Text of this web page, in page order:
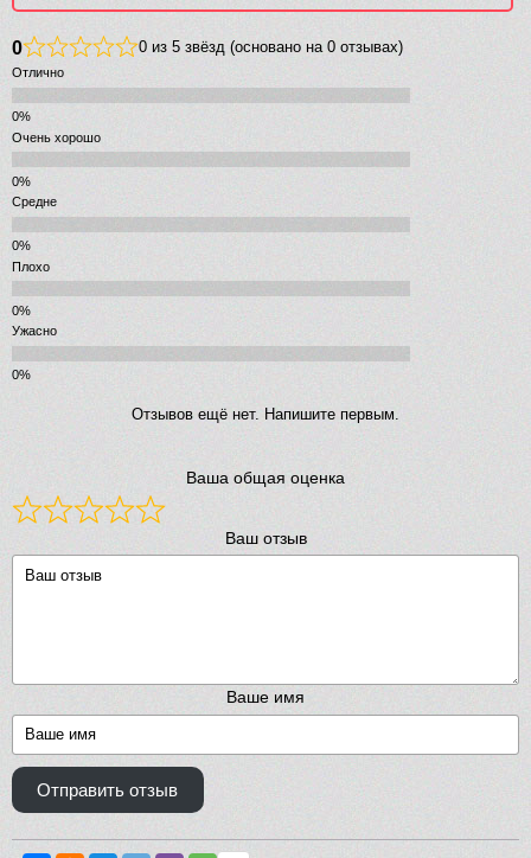
0 0 из 5 звёзд (основано на 0 отзывах)
Отлично
Очень хорошо
Средне
Плохо
Ужасно
Отзывов ещё нет. Напишите первым.
Ваша общая оценка
Ваш отзыв
Ваше имя
Отправить отзыв